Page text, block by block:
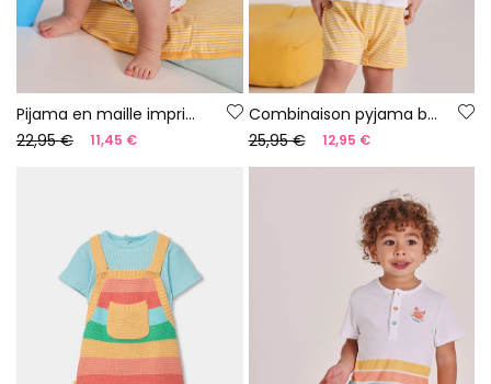
Pijama en maille imprimée pour bébé
22,95 €
11,45 €
Combinaison pyjama bébé coton blanc
25,95 €
12,95 €